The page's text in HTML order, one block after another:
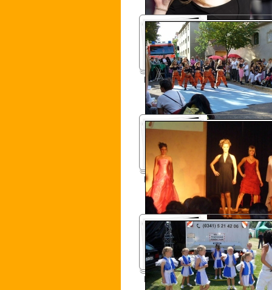
Körnerhaus Fest 2007
Haarstudio-54 2006
Konsumfest 2006